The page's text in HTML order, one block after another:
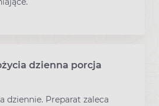
dzienna porcja
dziennie. Preparat zaleca